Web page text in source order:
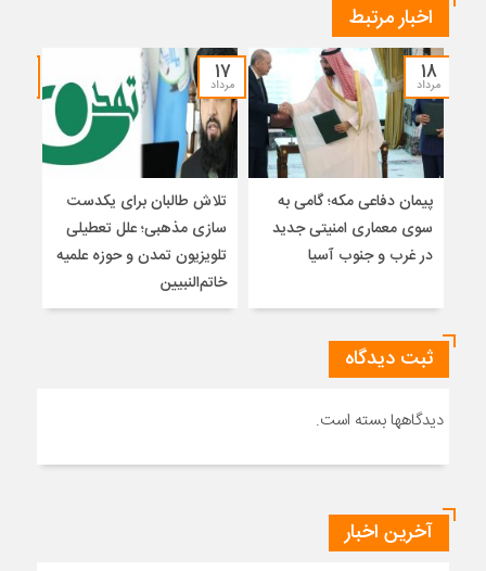
اخبار مرتبط
۱۸
مرداد
پیمان دفاعی مکه؛ گامی به
سوی معماری امنیتی جدید
در غرب و جنوب آسیا
۱۷
مرداد
تلاش طالبان برای یکدست
سازی مذهبی؛ علل تعطیلی
تلویزیون تمدن و حوزه علمیه
خاتم‌النبیین
ثبت دیدگاه
دیدگاهها بسته است.
آخرین اخبار